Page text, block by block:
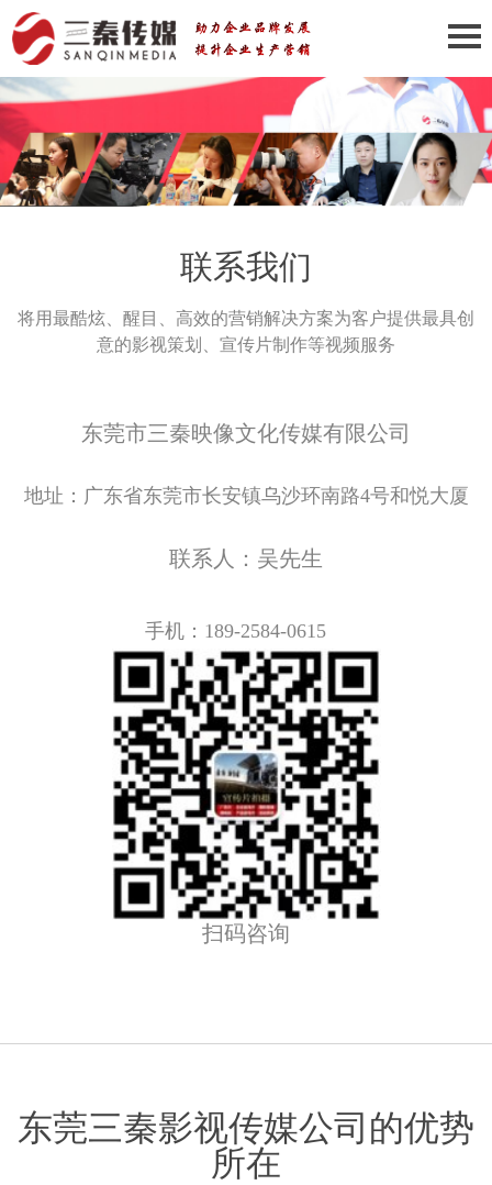
联系我们
将用最酷炫、醒目、高效的营销解决方案为客户提供最具创
意的影视策划、宣传片制作等视频服务
东莞市三秦映像文化传媒有限公司
地址： 广东省东莞市长安镇乌沙环南路4号和悦大厦
联系人：吴先生
手机： 189-2584-0615
扫码咨询
东莞三秦影视传媒公司的优势
所在